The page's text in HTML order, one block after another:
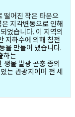
떨어진 작은 타운으
지각변동으로 인해
었습니다. 이 지역의
지하수에 의해 침전
을 만들어 냈습니다.
하는
물 발광 곤충 종의
는 관광지이며 전 세